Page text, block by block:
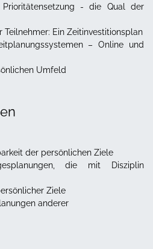
- die Qual der
Teilnehmer: Ein Zeitinvestitionsplan
– Online und
Umfeld
der persönlichen Ziele
die mit Disziplin
Ziele
anderer